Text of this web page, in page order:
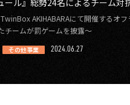
2019
2018
ール』総勢24名によるチーム対
「ミクチャ」で開催！
AKIHABARAにて開催するオ
チームが罰ゲームを披露〜
その他事業 2024.06.27